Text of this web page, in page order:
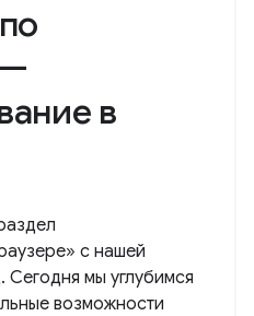
в
с нашей
мы углубимся
возможности